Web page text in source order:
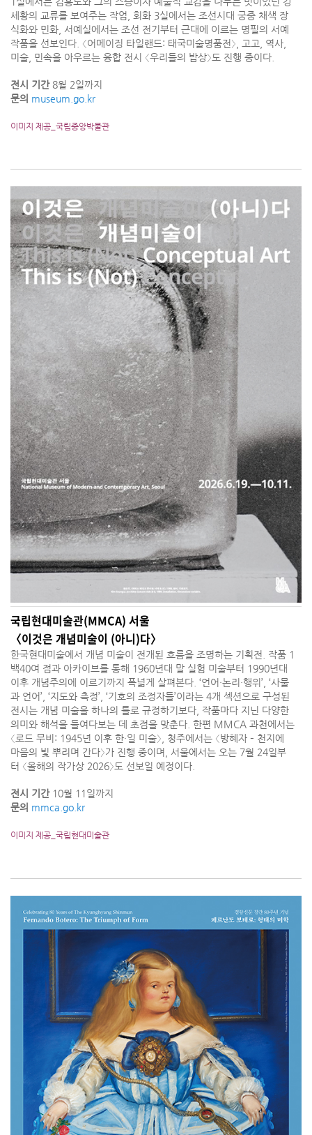
세황의 교류를 보여주는 작업, 회화 3실에서는 조선시대 궁중 채색 장
식화와 민화, 서예실에서는 조선 전기부터 근대에 이르는 명필의 서예
작품을 선보인다. 〈어메이징 타일랜드: 태국미술명품전〉, 고고, 역사,
미술, 민속을 아우르는 융합 전시 〈우리들의 밥상〉도 진행 중이다.
전시 기간 8월 2일까지
문의 museum.go.kr
이미지 제공_국립중앙박물관
국립현대미술관(MMCA) 서울
〈이것은 개념미술이 (아니)다〉
한국현대미술에서 개념 미술이 전개된 흐름을 조명하는 기획전. 작품 1
백40여 점과 아카이브를 통해 1960년대 말 실험 미술부터 1990년대
이후 개념주의에 이르기까지 폭넓게 살펴본다. ‘언어·논리·행위’, ‘사물
과 언어’, ‘지도와 측정’, ‘기호의 조정자들’이라는 4개 섹션으로 구성된
전시는 개념 미술을 하나의 틀로 규정하기보다, 작품마다 지닌 다양한
의미와 해석을 들여다보는 데 초점을 맞춘다. 한편 MMCA 과천에서는
〈로드 무비: 1945년 이후 한·일 미술〉, 청주에서는 〈방혜자 – 천지에
마음의 빛 뿌리며 간다〉가 진행 중이며, 서울에서는 오는 7월 24일부
터 〈올해의 작가상 2026〉도 선보일 예정이다.
전시 기간 10월 11일까지
문의 mmca.go.kr
이미지 제공_국립현대미술관